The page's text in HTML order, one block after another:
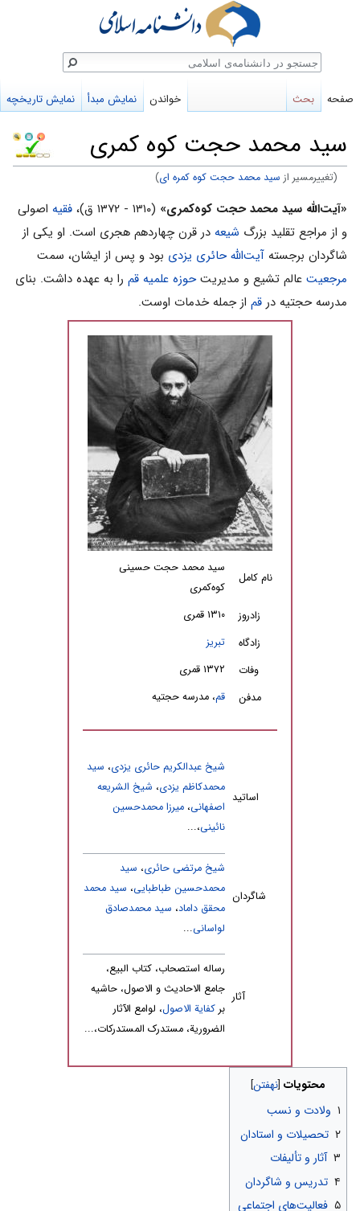
سید محمد حجت کوه کمری
(تغییرمسیر از سید محمد حجت کوه کمره ای)
پرش
به
ناوبری
پرش
به
جستجو
«آیت‌الله سید محمد حجت کوه‌کمری» (۱۳۱۰ - ۱۳۷۲ ق)، فقیه اصولی
و از مراجع تقلید بزرگ شیعه در قرن چهاردهم هجری است. او یکی از
شاگردان برجسته آیت‌الله حائری یزدی بود و پس از ایشان، سمت
مرجعیت عالم تشیع و مدیریتحوزه علمیه قم را به عهده داشت. بنای
مدرسه حجتیه در قم از جمله خدمات اوست.
نام کامل
سید محمد حجت حسینی
کوه‌کمری
زادروز
۱۳۱۰ قمری
زادگاه
تبریز
وفات
۱۳۷۲ قمری
مدفن
قم، مدرسه حجتیه
اساتید
شیخ عبدالکریم حائری یزدی، سید
محمدکاظم یزدى، شیخ الشریعه
اصفهانی، میرزا محمدحسین
نائینی،...
شاگردان
شیخ مرتضى حائرى، سید
محمدحسین طباطبایى، سید محمد
محقق داماد، سید محمدصادق
لواسانی...
آثار
رساله استصحاب، کتاب البیع،
جامع الاحادیث و الاصول، حاشیه
بر کفایة الاصول، لوامع الآثار
الضروریة، مستدرک المستدرکات،...
محتویات
۱ ولادت و نسب
۲ تحصیلات و استادان
۳ آثار و تألیفات
۴ تدریس و شاگردان
۵ فعالیت‌های اجتماعی
صفحه بحث خواندن نمایش مبدأ نمایش تاریخچه
جستجو